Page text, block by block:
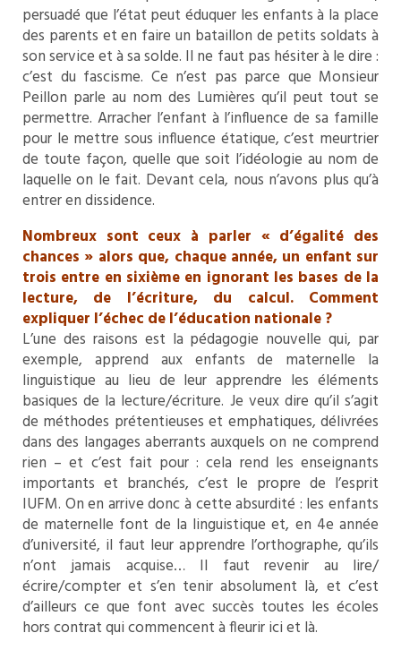
persuadé que l’état peut éduquer les enfants à la place
des parents et en faire un bataillon de petits soldats à
son service et à sa solde. Il ne faut pas hésiter à le dire :
c’est du fascisme. Ce n’est pas parce que Monsieur
Peillon parle au nom des Lumières qu’il peut tout se
permettre. Arracher l’enfant à l’influence de sa famille
pour le mettre sous influence étatique, c’est meurtrier
de toute façon, quelle que soit l’idéologie au nom de
laquelle on le fait. Devant cela, nous n’avons plus qu’à
entrer en dissidence.
Nombreux sont ceux à parler « d’égalité des
chances » alors que, chaque année, un enfant sur
trois entre en sixième en ignorant les bases de la
lecture, de l’écriture, du calcul. Comment
expliquer l’échec de l’éducation nationale ?
L’une des raisons est la pédagogie nouvelle qui, par
exemple, apprend aux enfants de maternelle la
linguistique au lieu de leur apprendre les éléments
basiques de la lecture/écriture. Je veux dire qu’il s’agit
de méthodes prétentieuses et emphatiques, délivrées
dans des langages aberrants auxquels on ne comprend
rien – et c’est fait pour : cela rend les enseignants
importants et branchés, c’est le propre de l’esprit
IUFM. On en arrive donc à cette absurdité : les enfants
de maternelle font de la linguistique et, en 4e année
d’université, il faut leur apprendre l’orthographe, qu’ils
n’ont jamais acquise… Il faut revenir au lire/
écrire/compter et s’en tenir absolument là, et c’est
d’ailleurs ce que font avec succès toutes les écoles
hors contrat qui commencent à fleurir ici et là.